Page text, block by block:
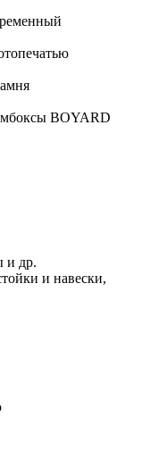
BOYARD
и др.
и навески,